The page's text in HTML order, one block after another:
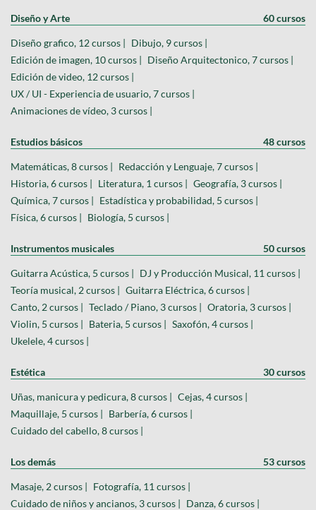
Diseño y Arte 60 cursos
Diseño grafico, 12 cursos | Dibujo, 9 cursos |
Edición de imagen, 10 cursos | Diseño Arquitectonico, 7 cursos |
Edición de video, 12 cursos |
UX / UI - Experiencia de usuario, 7 cursos |
Animaciones de vídeo, 3 cursos |
Estudios básicos 48 cursos
Matemáticas, 8 cursos | Redacción y Lenguaje, 7 cursos |
Historia, 6 cursos | Literatura, 1 cursos | Geografía, 3 cursos |
Química, 7 cursos | Estadística y probabilidad, 5 cursos |
Física, 6 cursos | Biología, 5 cursos |
Instrumentos musicales 50 cursos
Guitarra Acústica, 5 cursos | DJ y Producción Musical, 11 cursos |
Teoría musical, 2 cursos | Guitarra Eléctrica, 6 cursos |
Canto, 2 cursos | Teclado / Piano, 3 cursos | Oratoria, 3 cursos |
Violin, 5 cursos | Bateria, 5 cursos | Saxofón, 4 cursos |
Ukelele, 4 cursos |
Estética 30 cursos
Uñas, manicura y pedicura, 8 cursos | Cejas, 4 cursos |
Maquillaje, 5 cursos | Barbería, 6 cursos |
Cuidado del cabello, 8 cursos |
Los demás 53 cursos
Masaje, 2 cursos | Fotografía, 11 cursos |
Cuidado de niños y ancianos, 3 cursos | Danza, 6 cursos |